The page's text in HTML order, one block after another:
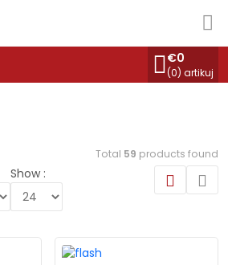
€0
(0) artikuj
Total 59 products found
Show :